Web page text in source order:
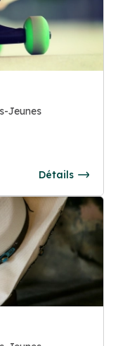
Jeunes
Détails